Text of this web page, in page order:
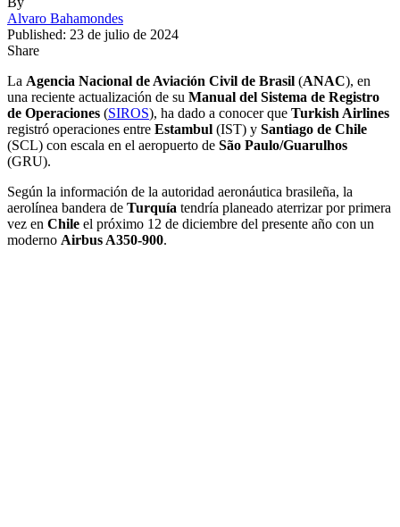
Alvaro Bahamondes
Published: 23 de julio de 2024
Share
La Agencia Nacional de Aviación Civil de Brasil (ANAC), en
una reciente actualización de su Manual del Sistema de Registro
de Operaciones (SIROS), ha dado a conocer que Turkish Airlines
registró operaciones entre Estambul (IST) y Santiago de Chile
(SCL) con escala en el aeropuerto de São Paulo/Guarulhos
(GRU).
Según la información de la autoridad aeronáutica brasileña, la
aerolínea bandera de Turquía tendría planeado aterrizar por primera
vez en Chile el próximo 12 de diciembre del presente año con un
moderno Airbus A350-900.